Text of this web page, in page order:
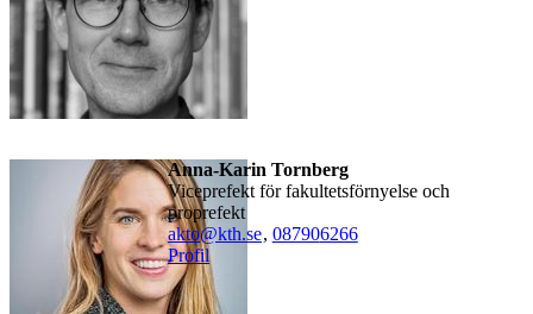
Anna-Karin Tornberg
viceprefekt för fakultetsförnyelse och
proprefekt
akto@kth.se, 087906266
Profil